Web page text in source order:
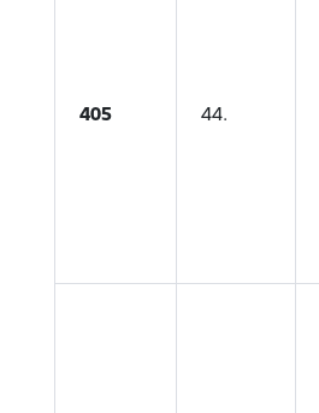
405 44.